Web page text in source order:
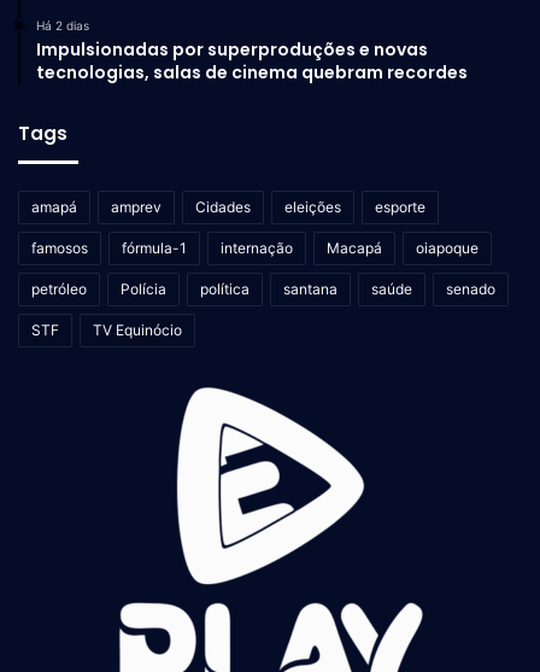
Há 2 dias
Impulsionadas por superproduções e novas
tecnologias, salas de cinema quebram recordes
Tags
amapá amprev Cidades eleições esporte
famosos fórmula-1 internação Macapá oiapoque
petróleo Polícia política santana saúde senado
STF TV Equinócio